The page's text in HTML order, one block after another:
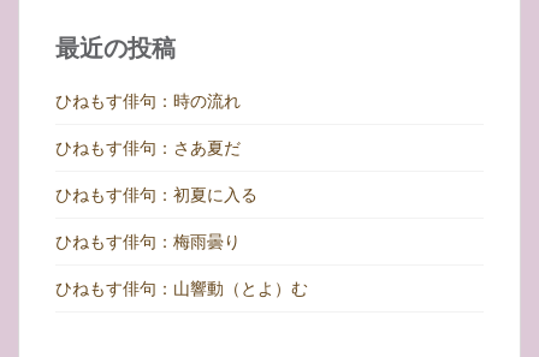
最近の投稿
ひねもす俳句：時の流れ
ひねもす俳句：さあ夏だ
ひねもす俳句：初夏に入る
ひねもす俳句：梅雨曇り
ひねもす俳句：山響動（とよ）む